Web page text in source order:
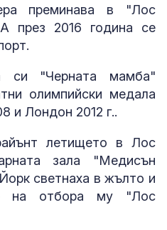
преминава в "Лос
през 2016 година се
си "Черната мамба"
олимпийски медала
и Лондон 2012 г..
летището в Лос
зала "Медисън
светнаха в жълто и
на отбора му "Лос